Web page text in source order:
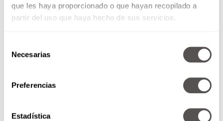
que les haya proporcionado o que hayan recopilado a
partir del uso que haya hecho de sus servicios.
Necesarias
Preferencias
Estadística